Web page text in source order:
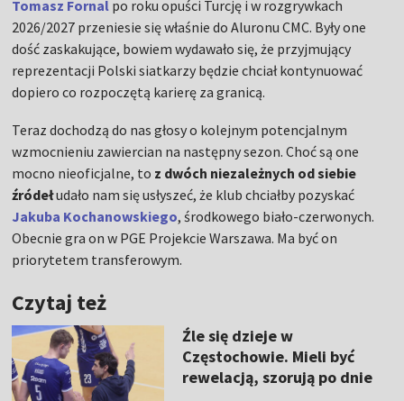
Tomasz Fornal po roku opuści Turcję i w rozgrywkach
2026/2027 przeniesie się właśnie do Aluronu CMC. Były one
dość zaskakujące, bowiem wydawało się, że przyjmujący
reprezentacji Polski siatkarzy będzie chciał kontynuować
dopiero co rozpoczętą karierę za granicą.
Teraz dochodzą do nas głosy o kolejnym potencjalnym
wzmocnieniu zawiercian na następny sezon. Choć są one
mocno nieoficjalne, to z dwóch niezależnych od siebie
źródełudało nam się usłyszeć, że klub chciałby pozyskać
Jakuba Kochanowskiego, środkowego biało-czerwonych.
Obecnie gra on w PGE Projekcie Warszawa. Ma być on
priorytetem transferowym.
Czytaj też
Źle się dzieje w
Częstochowie. Mieli być
rewelacją, szorują po dnie